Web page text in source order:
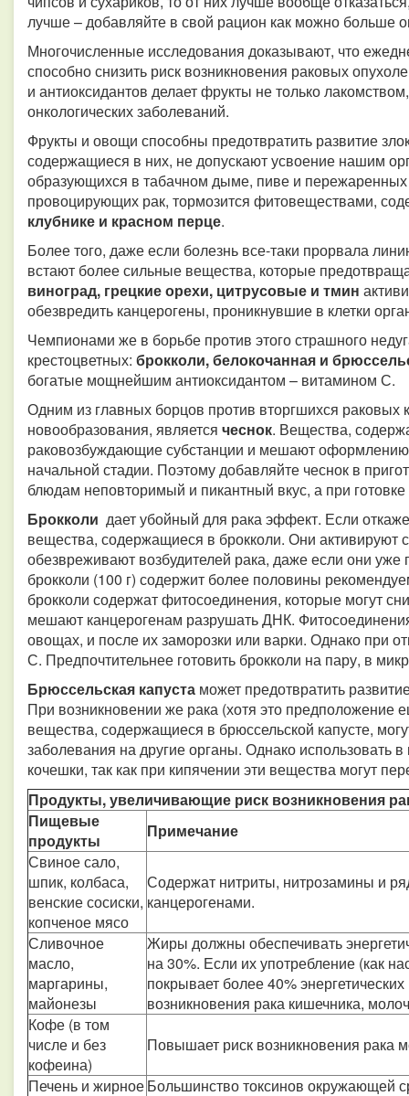
лучше – добавляйте в свой рацион как можно больше
Многочисленные исследования доказывают, что
способно снизить риск возникновения раковых
и антиоксидантов делает фрукты не только
онкологических заболеваний.
Фрукты и овощи способны предотвратить развитие
содержащиеся в них, не допускают усвоение нашим
образующихся в табачном дыме, пиве и
провоцирующих рак, тормозится фитовеществами,
клубнике и красном перце.
Более того, даже если болезнь все-таки прорвала
встают более сильные вещества, которые
виноград, грецкие орехи, цитрусовые и тмин
обезвредить канцерогены, проникнувшие в клетки
Чемпионами же в борьбе против этого страшного
крестоцветных: брокколи, белокочанная и
богатые мощнейшим антиоксидантом – витамином С.
Одним из главных борцов против вторгшихся раковых
новообразования, является чеснок. Вещества,
раковозбуждающие субстанции и мешают
начальной стадии. Поэтому добавляйте чеснок в
блюдам неповторимый и пикантный вкус, а при
Брокколи дает убойный для рака эффект. Если
вещества, содержащиеся в брокколи. Они
обезвреживают возбудителей рака, даже если они
брокколи (100 г) содержит более половины
брокколи содержат фитосоединения, которые могут
мешают канцерогенам разрушать ДНК.
овощах, и после их заморозки или варки. Однако при
С. Предпочтительнее готовить брокколи на пару, в
Брюссельская капуста может предотвратить
При возникновении же рака (хотя это предположение
вещества, содержащиеся в брюссельской капусте,
заболевания на другие органы. Однако использовать
кочешки, так как при кипячении эти вещества могут
Продукты, увеличивающие риск возникновения
Пищевые
продукты
Примечание
Свиное сало,
шпик, колбаса,
венские сосиски,
копченое мясо
Содержат нитриты, нитрозамины и
канцерогенами.
Сливочное
масло,
маргарины,
майонезы
Жиры должны обеспечивать
на 30%. Если их употребление (как
покрывает более 40%
возникновения рака кишечника,
Кофе (в том
числе и без
кофеина)
Повышает риск возникновения рака
Печень и жирноеБольшинство токсинов окружающей